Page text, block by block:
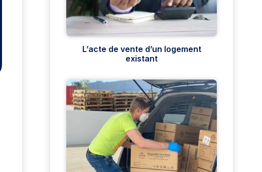
L’acte de vente d’un logement
existant